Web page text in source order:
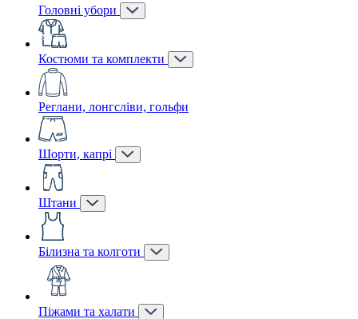
Головні убори
Костюми та комплекти
Реглани, лонгсліви, гольфи
Шорти, капрі
Штани
Білизна та колготи
Піжами та халати